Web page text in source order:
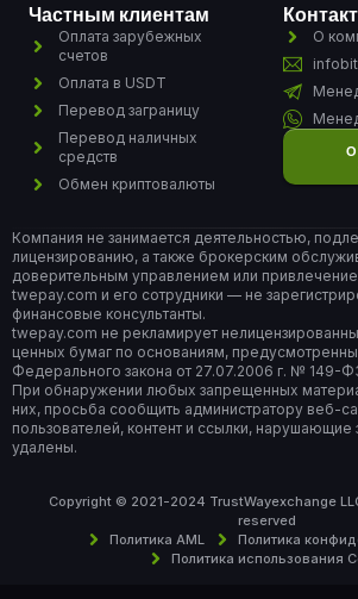
Частным клиентам
Оплата зарубежных
счетов
Оплата в USDT
Перевод заграницу
Перевод наличных
средств
Обмен криптовалюты
О
Компания не занимается деятельностью,
лицензированию, а также брокерским
доверительным управлением или
twepay.com и его сотрудники — не
финансовые консультанты.
twepay.com не рекламирует
ценных бумаг по основаниям,
Федерального закона от 27.07.2006 г. № 149-
При обнаружении любых запрещенных
них, просьба сообщить администратору веб-
пользователей, контент и ссылки, нарушающие
удалены.
Copyright © 2021-2024 TrustWayexchange
reserved
Политика AML
Политика
Политика использования